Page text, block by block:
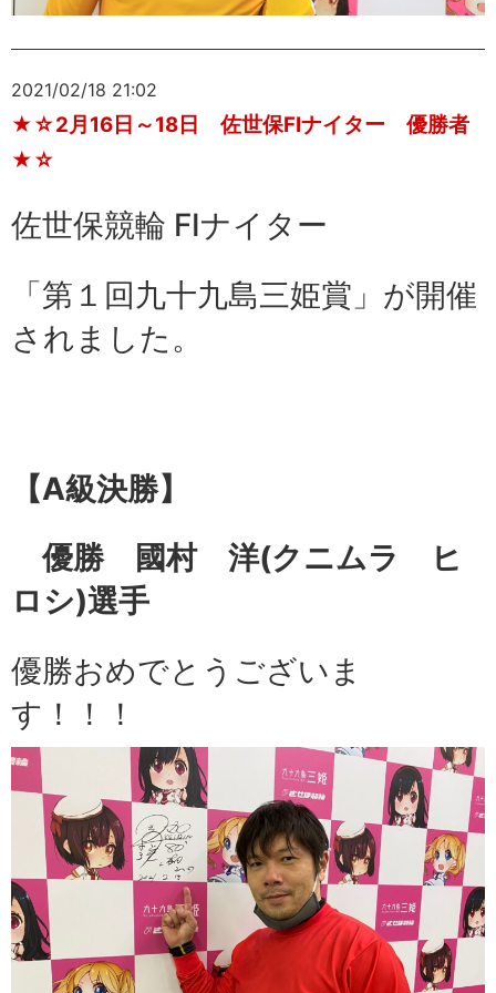
2021/02/18 21:02
★☆2月16日～18日 佐世保FⅠナイター 優勝者
★☆
佐世保競輪 FⅠナイター
「第１回九十九島三姫賞 」が開催
されました。
【A級決勝】
優勝 國村 洋(クニムラ ヒ
ロシ)選手
優勝おめでとうございま
す！！！